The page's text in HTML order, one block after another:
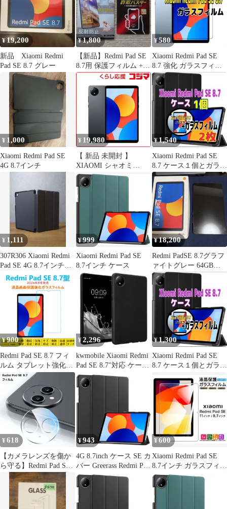
ス カバー 8.7インチ 保
護カバー TPU 軽量 耐
衝撃 スタンド
¥19,200
新品 Xiaomi Redmi
Pad SE 8.7 グレー
¥1,800
【新品】Redmi Pad SE
8.7用 保護フィルム +
詐欺バスター
¥580
Xiaomi Redmi Pad SE
8.7 強化 ガラスフィル
ム
¥ 1,000
Xiaomi Redmi Pad SE
4G 8.7インチ
¥ 19,980
【 新品 未開封 】
XIAOMI シャオミ
Redmi Pad SE 8.7 4＋
128GB Graphite Gray
Graphite Gray Graphite
Gray VHU5133JP 未使用
送料無料
¥1,540
Xiaomi Redmi Pad SE
8.7 ケース１個とガラス
フィルム２枚
¥ 1,111
307R306 Xiaomi Redmi
Pad SE 4G 8.7インチ対
応 タブレットケース
（グレー）
¥999
Xiaomi Redmi Pad SE
8.7インチ ケース
¥18,200
Redmi PadSE 8.7グラフ
ァイトグレー 64GB
Wifi（本体➕箱）
¥900
Redmi Pad SE 8.7 フィ
ルム タブレット強化ガ
ラスフィルム 液晶保護
自動吸着指紋防止 シャ
オミパッドエスイー 画
面フィルムシートシー
ル スクリーンプロテク
ター 2.5Dラウンドエッ
ジ加工 貼り付け簡単 貼
り直し可能
¥2,296
kwmobile Xiaomi Redmi
Pad SE 8.7"対応 ケース
- TPU シリコン タブレ
ットケース - tablet 耐衝
撃 保護ケース
¥1,300
Xiaomi Redmi Pad SE
8.7 ケース１個とガラス
¥ 618
【カメラレンズを傷か
ら守る】Redmi Pad SE
8.7インチ カメラフィル
ム フィルム 保護フィル
ム 高透明 傷防止 汚れ
防止 _a
¥943
4G 8.7inch ケース SE カ
バー Greerass Redmi Pad
SE 4G 8.7inch Pad 用ソ
フト TPU カバー キズ
防止 スタンド機能付き
全面保護型 Redmi 超薄
¥ 600
Xiaomi Redmi Pad SE
8.7インチ ガラスフィル
ム